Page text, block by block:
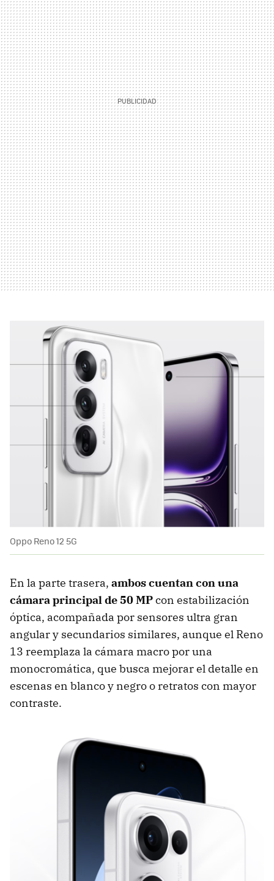
Oppo Reno 12 5G
En la parte trasera, ambos cuentan con una
cámara principal de 50 MPcon estabilización
óptica, acompañada por sensores ultra gran
angular y secundarios similares, aunque el Reno
13 reemplaza la cámara macro por una
monocromática, que busca mejorar el detalle en
escenas en blanco y negro o retratos con mayor
contraste.